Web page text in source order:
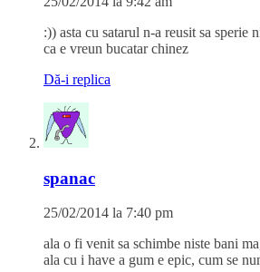
:)) asta cu satarul n-a reusit sa sperie
ca e vreun bucatar chinez
Dă-i replica
spanac
25/02/2014 la 7:40 pm
ala o fi venit sa schimbe niste bani
ala cu i have a gum e epic, cum se